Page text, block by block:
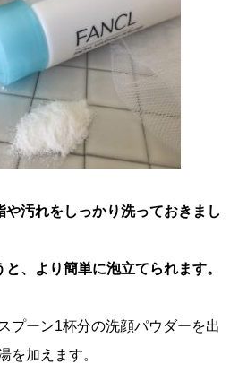
汚れをしっかり洗っておきまし
、より簡単に泡立てられます。
プーン1杯分の洗顔パウダーを出
を加えます。